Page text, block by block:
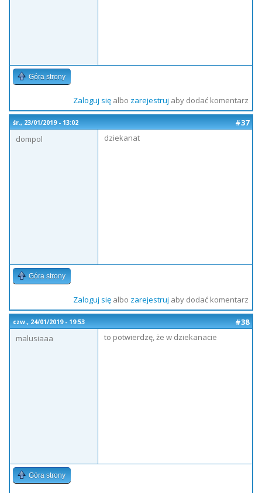
Góra strony
Zaloguj sięalbo zarejestruj aby dodać komentarz
śr., 23/01/2019 - 13:02
#37
dompol
dziekanat
Góra strony
Zaloguj sięalbo zarejestruj aby dodać komentarz
czw., 24/01/2019 - 19:53
#38
malusiaaa
to potwierdzę, że w dziekanacie
Góra strony